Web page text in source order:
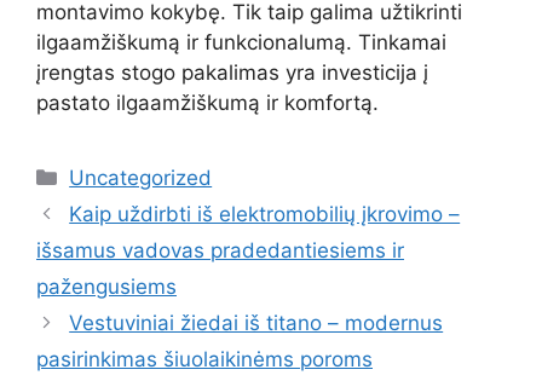
montavimo kokybę. Tik taip galima užtikrinti
ilgaamžiškumą ir funkcionalumą. Tinkamai
įrengtas stogo pakalimas yra investicija į
pastato ilgaamžiškumą ir komfortą.
Kategorijos
Uncategorized
Kaip uždirbti iš elektromobilių įkrovimo –
išsamus vadovas pradedantiesiems ir
pažengusiems
Vestuviniai žiedai iš titano – modernus
pasirinkimas šiuolaikinėms poroms